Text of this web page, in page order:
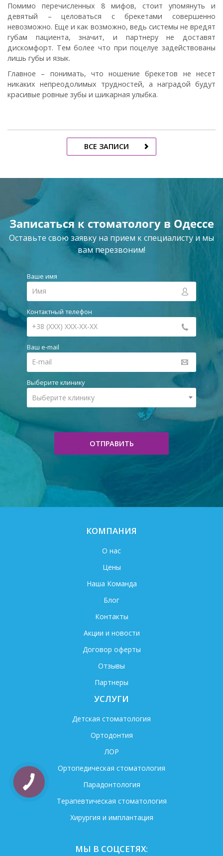
Помимо перечисленных 8 мифов, стоит упомянуть и
девятый – целоваться с брекетами совершенно
невозможно. Еще и как возможно, ведь системы не вредят
губам пациента, значит, и партнеру не доставят
дискомфорт. Тем более что при поцелуе задействованы
лишь губы и язык.
Главное – понимать, что ношение брекетов не несет
никаких непреодолимых трудностей, а наградой будут
красивые ровные зубы и шикарная улыбка.
ВСЕ ЗАПИСИ
Записаться к стоматологу в Одессе
Оставьте свою заявку на прием к специалисту и мы
вам перезвоним!
Ваше имя
Контактный телефон
Ваш e-mail
Выберите клинику
Выберите клинику
ОТПРАВИТЬ
КОМПАНИЯ
О нас
Цены
Наша Команда
Блог
Контакты
Акции и новости
Договор оферты
Отзывы
Партнеры
УСЛУГИ
Детская стоматология
Ортодонтия
ЛОР
Ортопедическая стоматология
Парадонтология
Терапевтическая стоматология
Хирургия и имплантация
МЫ В СОЦСЕТЯХ: